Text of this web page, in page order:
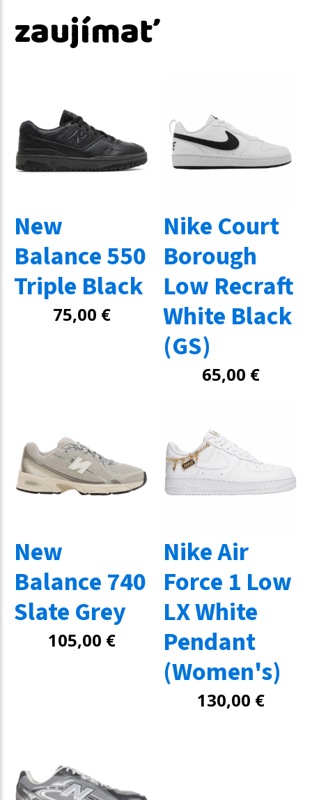
zaujímať
New
Balance 550
Triple Black
75,00 €
Nike Court
Borough
Low Recraft
White Black
(GS)
65,00 €
New
Balance 740
Slate Grey
105,00 €
Nike Air
Force 1 Low
LX White
Pendant
(Women's)
130,00 €